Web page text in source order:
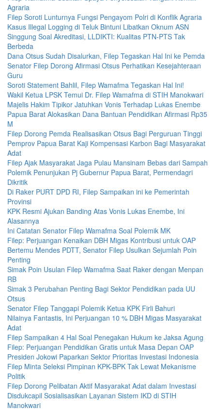
Agraria
Filep Soroti Lunturnya Fungsi Pengayom Polri di Konflik Agraria
Kasus Illegal Logging di Teluk Bintuni Libatkan Oknum ASN
Singgung Soal Akreditasi, LLDIKTI: Kualitas PTN-PTS Tak
Berbeda
Dana Otsus Sudah Disalurkan, Filep Tegaskan Hal Ini ke Pemda
Senator Filep Dorong Afirmasi Otsus Perhatikan Kesejahteraan
Guru
Soroti Statement Bahlil, Filep Wamafma Tegaskan Hal Ini!
Wakil Ketua LPSK Temui Dr. Filep Wamafma di STIH Manokwari
Majelis Hakim Tipikor Jatuhkan Vonis Terhadap Lukas Enembe
Papua Barat Alokasikan Dana Bantuan Pendidikan Afirmasi Rp35
M
Filep Dorong Pemda Realisasikan Otsus Bagi Perguruan Tinggi
Pemprov Papua Barat Kaji Kompensasi Karbon Bagi Masyarakat
Adat
Filep Ajak Masyarakat Jaga Pulau Mansinam Bebas dari Sampah
Polemik Penunjukan Pj Gubernur Papua Barat, Permendagri
Dikritik
Di Raker PURT DPD RI, Filep Sampaikan ini ke Pemerintah
Provinsi
KPK Resmi Ajukan Banding Atas Vonis Lukas Enembe, Ini
Alasannya
Ini Catatan Senator Filep Wamafma Soal Polemik MK
Filep: Perjuangan Kenaikan DBH Migas Kontribusi untuk OAP
Bertemu Mendes PDTT, Senator Filep Usulkan Sejumlah Poin
Penting
Simak Poin Usulan Filep Wamafma Saat Raker dengan Menpan
RB
Simak 3 Perubahan Penting Bagi Sektor Pendidikan pada UU
Otsus
Senator Filep Tanggapi Polemik Ketua KPK Firli Bahuri
Nilainya Fantastis, Ini Perjuangan 10 % DBH Migas Masyarakat
Adat
Filep Sampaikan 4 Hal Soal Penegakan Hukum ke Jaksa Agung
Filep: Perjuangan Pendidikan Gratis untuk Masa Depan OAP
Presiden Jokowi Paparkan Sektor Prioritas Investasi Indonesia
Filep Minta Seleksi Pimpinan KPK-BPK Tak Lewat Mekanisme
Politik
Filep Dorong Pelibatan Aktif Masyarakat Adat dalam Investasi
Disdukcapil Sosialisasikan Layanan Sistem IKD di STIH
Manokwari